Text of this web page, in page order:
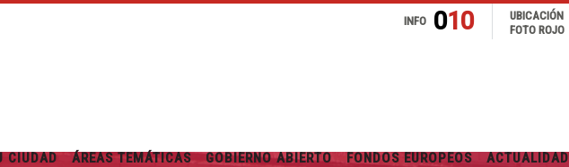
Buscar
INFO 010
UBICACIÓN
FOTO ROJO
CIUDAD ÁREAS TEMÁTICAS GOBIERNO ABIERTO FONDOS EUROPEOS ACTUALIDAD